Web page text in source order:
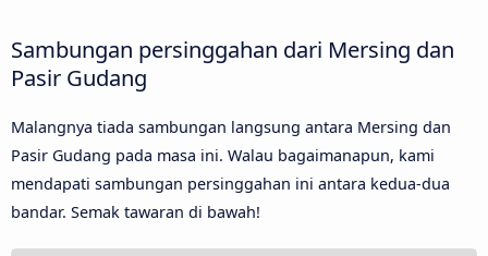
Sambungan persinggahan dari Mersing dan
Pasir Gudang
Malangnya tiada sambungan langsung antara Mersing dan
Pasir Gudang pada masa ini. Walau bagaimanapun, kami
mendapati sambungan persinggahan ini antara kedua-dua
bandar. Semak tawaran di bawah!